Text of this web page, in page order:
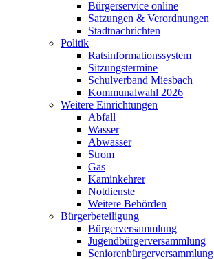
Bürgerservice online
Satzungen & Verordnungen
Stadtnachrichten
Politik
Ratsinformationssystem
Sitzungstermine
Schulverband Miesbach
Kommunalwahl 2026
Weitere Einrichtungen
Abfall
Wasser
Abwasser
Strom
Gas
Kaminkehrer
Notdienste
Weitere Behörden
Bürgerbeteiligung
Bürgerversammlung
Jugendbürgerversammlung
Seniorenbürgerversammlung